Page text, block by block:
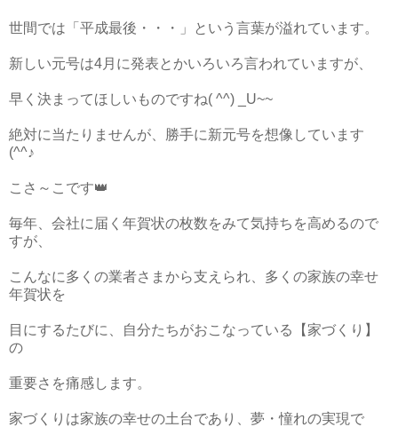
世間では「平成最後・・・」という言葉が溢れています。
新しい元号は4月に発表とかいろいろ言われていますが、
早く決まってほしいものですね( ^^) _U~~
絶対に当たりませんが、勝手に新元号を想像しています
(^^♪
こさ～こです👑
毎年、会社に届く年賀状の枚数をみて気持ちを高めるので
すが、
こんなに多くの業者さまから支えられ、多くの家族の幸せ
年賀状を
目にするたびに、自分たちがおこなっている【家づくり】
の
重要さを痛感します。
家づくりは家族の幸せの土台であり、夢・憧れの実現で